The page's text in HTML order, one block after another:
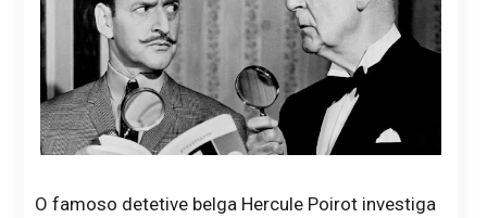
O famoso detetive belga Hercule Poirot investiga